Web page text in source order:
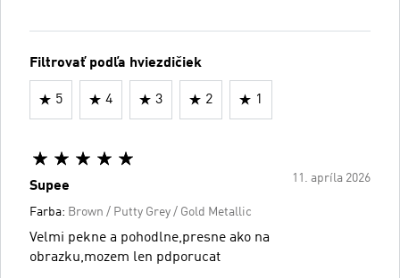
Filtrovať podľa hviezdičiek
5 4 3 2 1
11. apríla 2026
Supee
Farba: Brown / Putty Grey / Gold Metallic
Velmi pekne a pohodlne,presne ako na
obrazku,mozem len pdporucat